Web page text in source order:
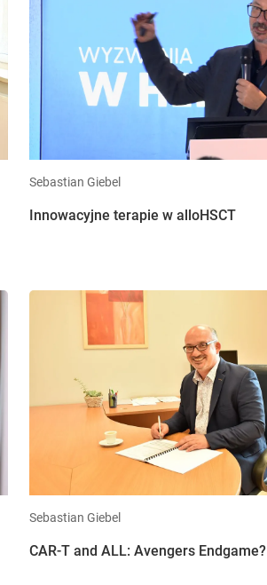
Sebastian Giebel
Innowacyjne terapie w alloHSCT
Sebastian Giebel
CAR-T and ALL: Avengers Endgame?